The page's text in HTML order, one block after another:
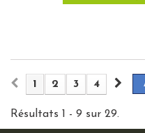
1 2 3 4
Résultats 1 - 9 sur 29.